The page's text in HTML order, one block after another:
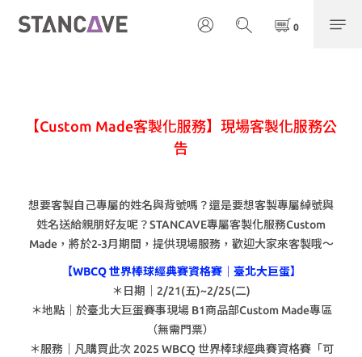
【Custom Made客製化服務】現場客製化服務公
告
想要客製自己專屬的姓名與背號嗎？還是要想客製專屬綽號與
姓名送給親朋好友呢？STANCAVE專屬客製化服務Custom
Made，將於2-3月期間，提供現場服務，歡迎大家來客製哦～
【WBCQ 世界棒球經典賽資格賽｜臺北大巨蛋】
＊日期｜2/21(五)~2/25(二)
＊地點｜於臺北大巨蛋賽事現場 B1商品部Custom Made專區
（無需門票）
＊服務｜凡購買此次 2025 WBCQ 世界棒球經典賽資格賽「可